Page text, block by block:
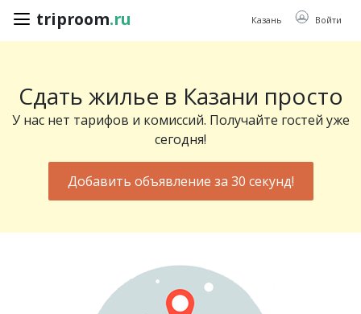
triproom.ru Казань Войти
triproom .ru
Российский
рубль
Войти / Зарегистрироваться
Сдать жилье в Казани просто
У нас нет тарифов и комиссий. Получайте гостей уже
сегодня!
Добавить объявление за 30 секунд!